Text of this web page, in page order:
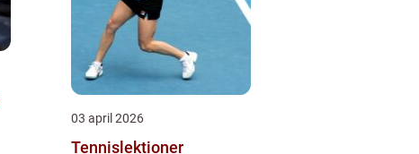
03 april 2026
Tennislektioner